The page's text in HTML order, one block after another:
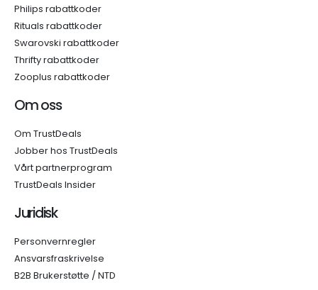
Philips rabattkoder
Rituals rabattkoder
Swarovski rabattkoder
Thrifty rabattkoder
Zooplus rabattkoder
Om oss
Om TrustDeals
Jobber hos TrustDeals
Vårt partnerprogram
TrustDeals Insider
Juridisk
Personvernregler
Ansvarsfraskrivelse
B2B Brukerstøtte / NTD